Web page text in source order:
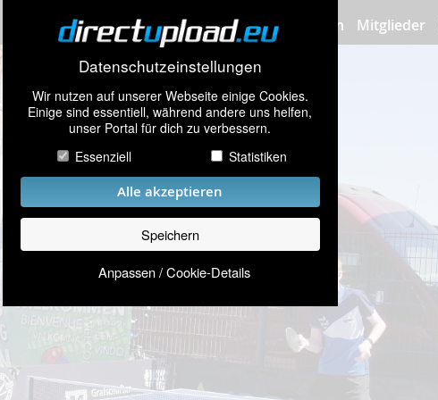
Datenschutzeinstellungen
Wir nutzen auf unserer Webseite einige Cookies.
Einige sind essentiell, während andere uns helfen,
unser Portal für dich zu verbessern.
Essenziell
Statistiken
Alle akzeptieren
Speichern
Anpassen / Cookie-Details
Bilder hochladen Mitglieder